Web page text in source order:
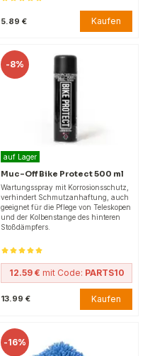
5.89 € Kaufen
-8%
auf Lager
Muc-Off Bike Protect 500 ml
Wartungsspray mit Korrosionsschutz,
verhindert Schmutzanhaftung, auch
geeignet für die Pflege von Teleskopen
und der Kolbenstange des hinteren
Stoßdämpfers.
12.59 € mit Code: PARTS10
13.99 € Kaufen
-16%